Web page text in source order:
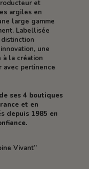
et
argiles en
large gamme
Labellisée
une
à la création
avec pertinence
ses 4 boutiques
et en
depuis 1985 en
Vivant”